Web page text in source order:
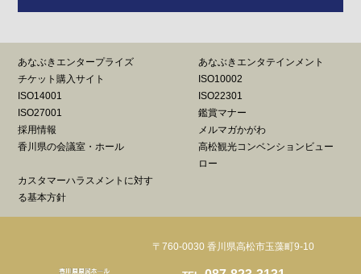
あなぶきエンタープライズ
あなぶきエンタテインメント
チケット購入サイト
ISO10002
ISO14001
ISO22301
ISO27001
鑑賞マナー
採用情報
メルマガかがわ
香川県の会議室・ホール
高松観光コンベンションビュー
ロー
カスタマーハラスメントに対す
る基本方針
〒760-0030 香川県高松市玉藻町9-10